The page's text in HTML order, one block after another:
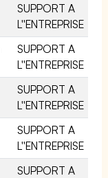
SUPPORT A
L''ENTREPRISE
SUPPORT A
L''ENTREPRISE
SUPPORT A
L''ENTREPRISE
SUPPORT A
L''ENTREPRISE
SUPPORT A